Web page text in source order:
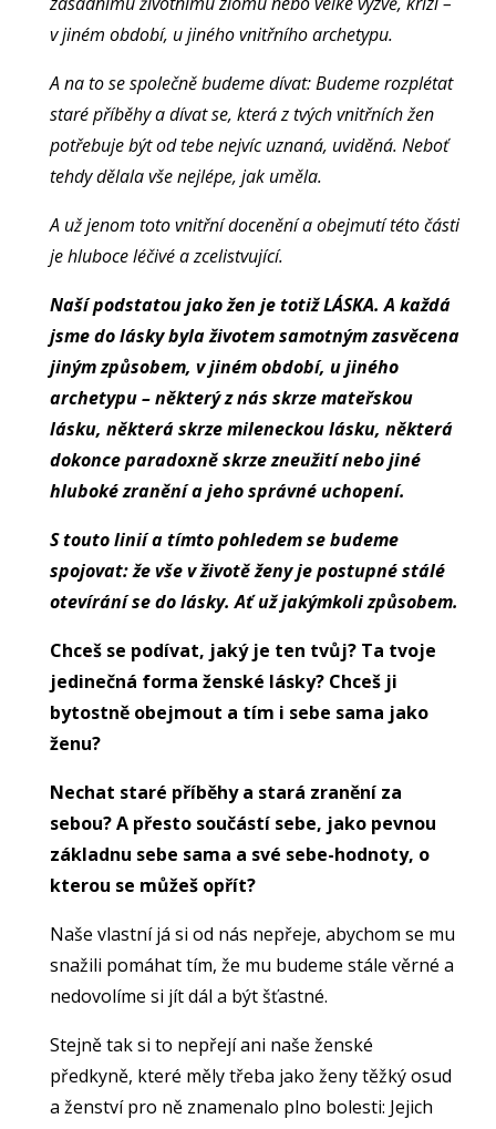
v jiném období, u jiného vnitřního archetypu.
A na to se společně budeme dívat: Budeme rozplétat
staré příběhy a dívat se, která z tvých vnitřních žen
potřebuje být od tebe nejvíc uznaná, uviděná. Neboť
tehdy dělala vše nejlépe, jak uměla.
A už jenom toto vnitřní docenění a obejmutí této části
je hluboce léčivé a zcelistvující.
Naší podstatou jako žen je totiž LÁSKA. A každá
jsme do lásky byla životem samotným zasvěcena
jiným způsobem, v jiném období, u jiného
archetypu – některý z nás skrze mateřskou
lásku, některá skrze mileneckou lásku, některá
dokonce paradoxně skrze zneužití nebo jiné
hluboké zranění a jeho správné uchopení.
S touto linií a tímto pohledem se budeme
spojovat: že vše v životě ženy je postupné stálé
otevírání se do lásky. Ať už jakýmkoli způsobem.
Chceš se podívat, jaký je ten tvůj? Ta tvoje
jedinečná forma ženské lásky? Chceš ji
bytostně obejmout a tím i sebe sama jako
ženu?
Nechat staré příběhy a stará zranění za
sebou? A přesto součástí sebe, jako pevnou
základnu sebe sama a své sebe-hodnoty, o
kterou se můžeš opřít?
Naše vlastní já si od nás nepřeje, abychom se mu
snažili pomáhat tím, že mu budeme stále věrné a
nedovolíme si jít dál a být šťastné.
Stejně tak si to nepřejí ani naše ženské
předkyně, které měly třeba jako ženy těžký osud
a ženství pro ně znamenalo plno bolesti: Jejich